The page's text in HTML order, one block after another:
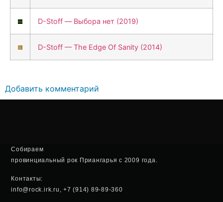
D-Stoff — Выбора нет (2019)
D-Stoff — The Edge Of Sanity (2014)
Добавить комментарий
Собираем
провинциальный рок Приангарья с 2009 года.
Контакты:
info@rock.irk.ru, +7 (914) 89-89-360